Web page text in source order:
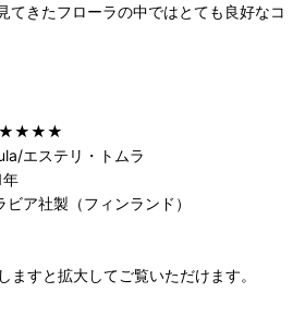
てきたフローラの中ではとても良好なコ
エステリ・トムラ
ア社製（フィンランド）
すと拡大してご覧いただけます。